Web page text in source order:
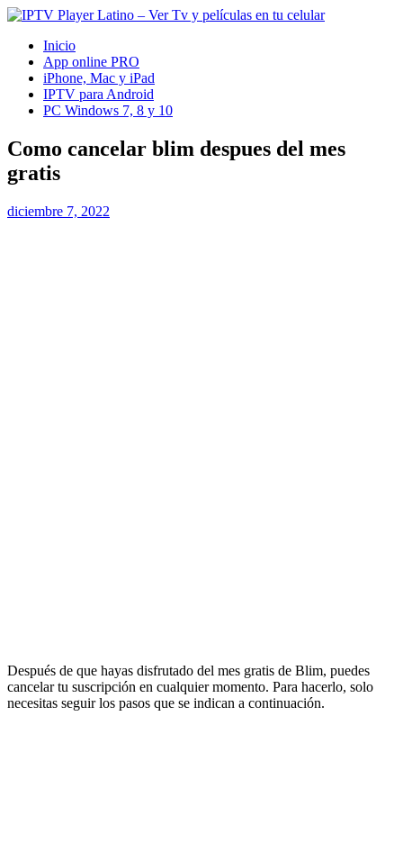
Inicio
App online PRO
iPhone, Mac y iPad
IPTV para Android
PC Windows 7, 8 y 10
Como cancelar blim despues del mes
gratis
diciembre 7, 2022
Después de que hayas disfrutado del mes gratis de Blim, puedes
cancelar tu suscripción en cualquier momento. Para hacerlo, solo
necesitas seguir los pasos que se indican a continuación.